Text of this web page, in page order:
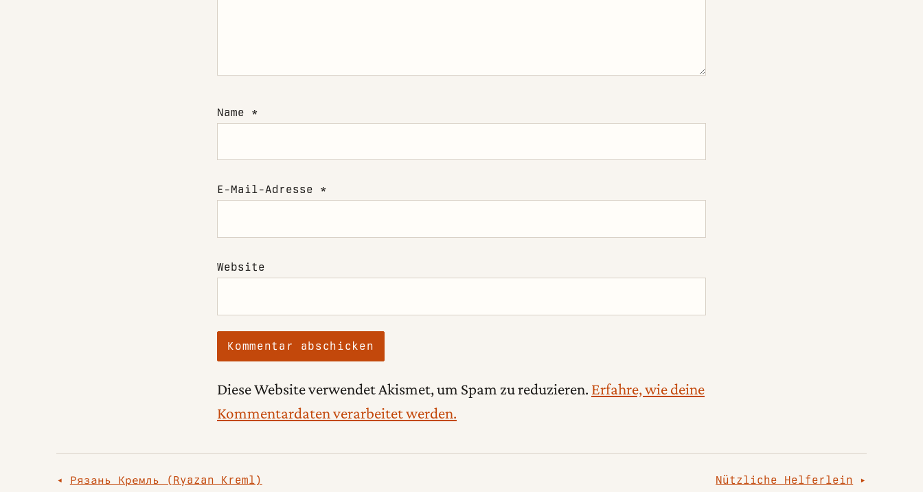
Name *
E-Mail-Adresse *
Website
Diese Website verwendet Akismet, um Spam zu reduzieren. Erfahre, wie deine
Kommentardaten verarbeitet werden.
Beitragsnavigation
Рязань Кремль (Ryazan Kreml) Nützliche Helferlein